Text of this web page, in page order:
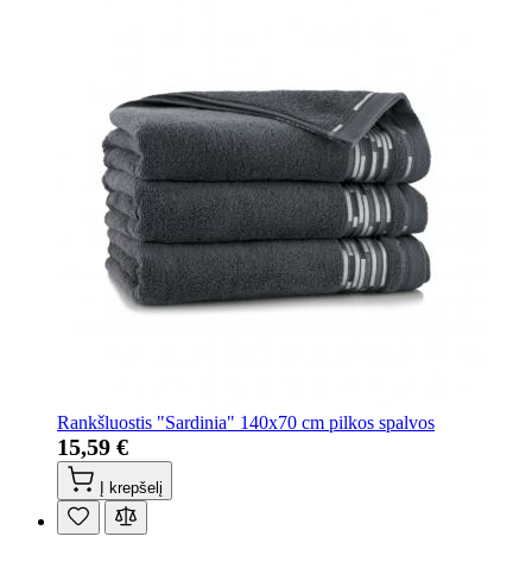
Rankšluostis "Sardinia" 140x70 cm pilkos spalvos
15,59 €
Į krepšelį